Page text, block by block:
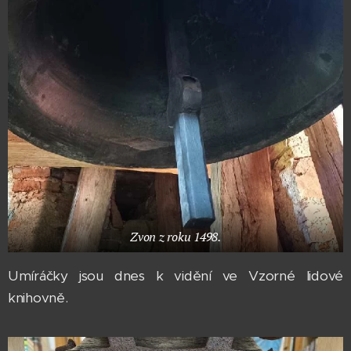
Zvon z roku 1498.
Umíráčky jsou dnes k vidění ve Vzorné lidové
knihovně.